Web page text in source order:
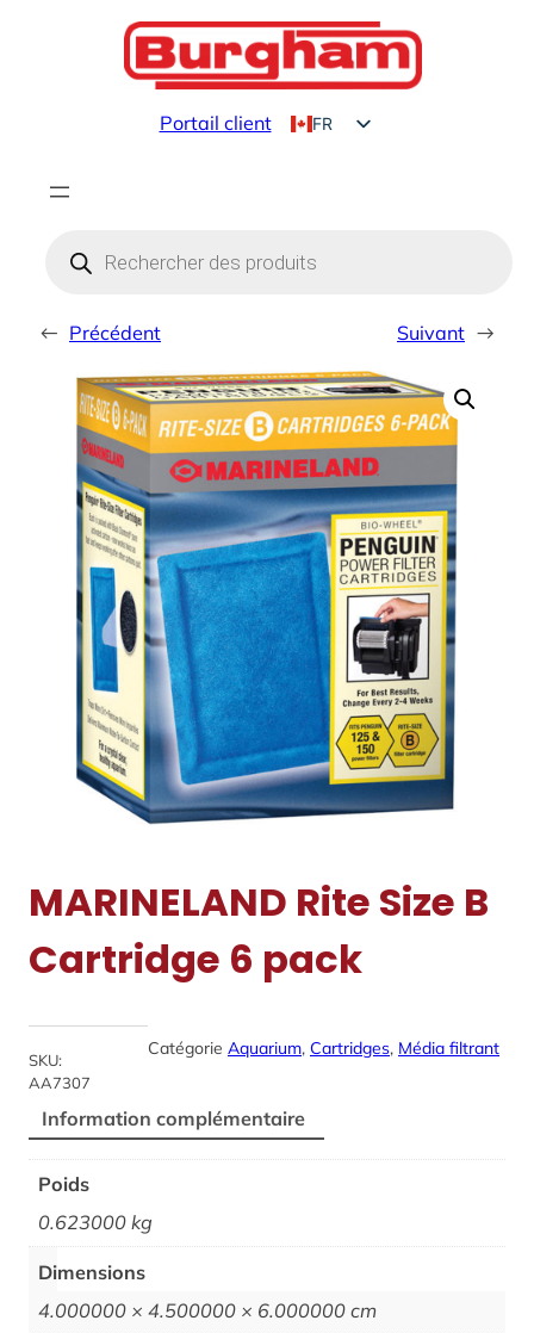
Portail client
FR
search
← Précédent Suivant →
MARINELAND Rite Size B
Cartridge 6 pack
SKU:
AA7307
Catégorie Aquarium, Cartridges, Média filtrant
Information complémentaire
Poids
0.623000 kg
Dimensions
4.000000 × 4.500000 × 6.000000 cm